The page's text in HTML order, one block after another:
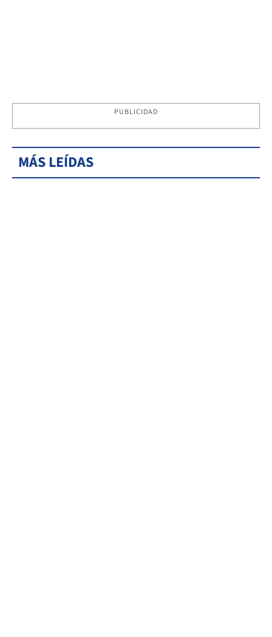
PUBLICIDAD
MÁS LEÍDAS